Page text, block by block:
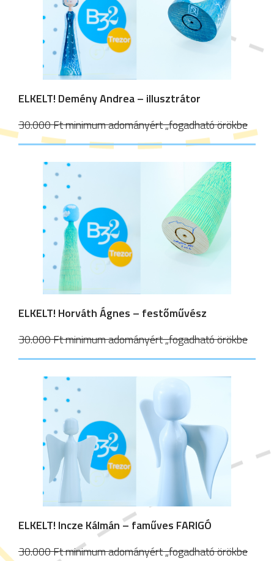
ELKELT! Demény Andrea – illusztrátor
30.000 Ft minimum adományért „fogadható örökbe
ELKELT! Horváth Ágnes – festőművész
30.000 Ft minimum adományért „fogadható örökbe
ELKELT! Incze Kálmán – faműves FARIGÓ
30.000 Ft minimum adományért „fogadható örökbe